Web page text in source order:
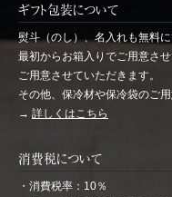
ギフト包装について
熨斗（のし）、名入れも無料に
最初からお箱入りでご用意さ
ご用意させていただきます。
その他、保冷材や保冷袋のご用
→ 詳しくはこちら
消費税について
・消費税率：10％